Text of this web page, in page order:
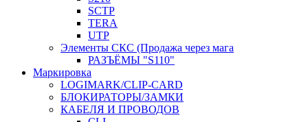
SCTP
TERA
UTP
Элементы СКС (Продажа через мага
РАЗЪЁМЫ "S110"
Маркировка
LOGIMARK/CLIP-CARD
БЛОКИРАТОРЫ/ЗАМКИ
КАБЕЛЯ И ПРОВОДОВ